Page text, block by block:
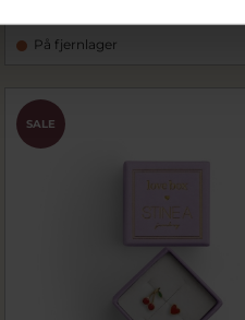
På fjernlager
SALE